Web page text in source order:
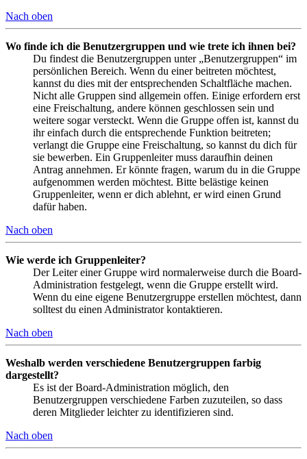
Nach oben
Wo finde ich die Benutzergruppen und wie trete ich ihnen bei?
Du findest die Benutzergruppen unter „Benutzergruppen“ im
persönlichen Bereich. Wenn du einer beitreten möchtest,
kannst du dies mit der entsprechenden Schaltfläche machen.
Nicht alle Gruppen sind allgemein offen. Einige erfordern erst
eine Freischaltung, andere können geschlossen sein und
weitere sogar versteckt. Wenn die Gruppe offen ist, kannst du
ihr einfach durch die entsprechende Funktion beitreten;
verlangt die Gruppe eine Freischaltung, so kannst du dich für
sie bewerben. Ein Gruppenleiter muss daraufhin deinen
Antrag annehmen. Er könnte fragen, warum du in die Gruppe
aufgenommen werden möchtest. Bitte belästige keinen
Gruppenleiter, wenn er dich ablehnt, er wird einen Grund
dafür haben.
Nach oben
Wie werde ich Gruppenleiter?
Der Leiter einer Gruppe wird normalerweise durch die Board-
Administration festgelegt, wenn die Gruppe erstellt wird.
Wenn du eine eigene Benutzergruppe erstellen möchtest, dann
solltest du einen Administrator kontaktieren.
Nach oben
Weshalb werden verschiedene Benutzergruppen farbig
dargestellt?
Es ist der Board-Administration möglich, den
Benutzergruppen verschiedene Farben zuzuteilen, so dass
deren Mitglieder leichter zu identifizieren sind.
Nach oben